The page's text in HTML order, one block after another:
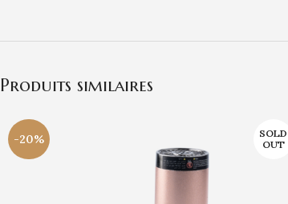
Produits similaires
-20%
SOLD
OUT